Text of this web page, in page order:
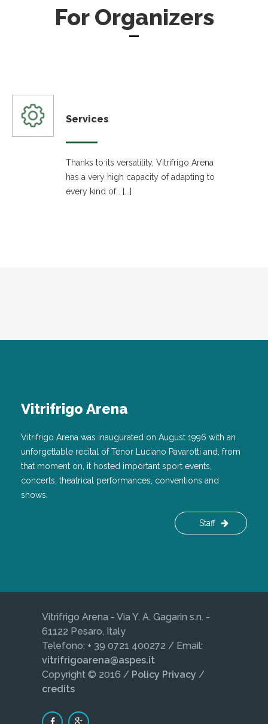
For Organizers
Services
Thanks to its versatility, Vitrifrigo Arena
has a very high capacity of adapting to
every kind of… [...]
Vitrifrigo Arena
Vitrifrigo Arena was inaugurated on August 1996 with an
unforgettable recital of Tenor Luciano Pavarotti and, from
that moment on, it hosted important sport events,
concerts, theatrical performances, conventions and
shows.
Staff
Vitrifrigo Arena - Via Y. A. Gagarin s.n. -
61122 Pesaro, Italy
Telefono: + 39 0721 400272 / Email:
vitrifrigoarena@aspes.it
Copyright © 2016 / Policy Privacy /
credits